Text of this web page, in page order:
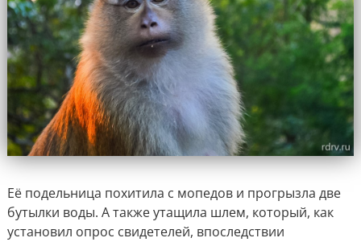
Её подельница похитила с мопедов и прогрызла две
бутылки воды. А также утащила шлем, который, как
установил опрос свидетелей, впоследствии